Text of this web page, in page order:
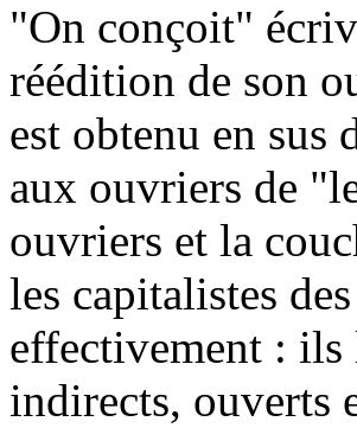
"On conçoit"
réédition de son
est obtenu en
aux ouvriers de
ouvriers et la
les capitalistes
effectivement : ils
indirects, ouverts